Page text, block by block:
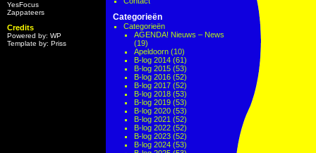
YesFocus
Zappateers
Credits
Powered by: WP
Template by: Priss
Categorieën
Categorieën
AGENDA! Nieuws – News
(19)
Apeldoorn (10)
B-log 2014 (61)
B-log 2015 (53)
B-log 2016 (52)
B-log 2017 (52)
B-log 2018 (53)
B-log 2019 (53)
B-log 2020 (53)
B-log 2021 (52)
B-log 2022 (52)
B-log 2023 (52)
B-log 2024 (53)